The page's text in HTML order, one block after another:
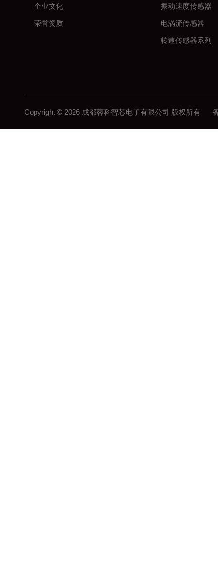
企业文化
荣誉资质
振动速度传感器
电涡流传感器
转速传感器系列
Copyright © 2026 成都蓉科智芯电子有限公司 版权所有